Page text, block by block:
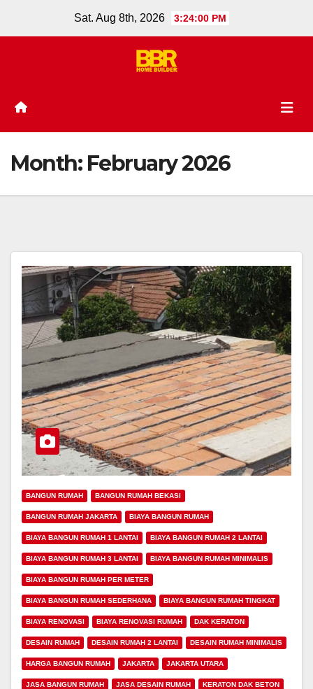
Sat. Aug 8th, 2026 3:24:00 PM
Month: February 2026
BANGUN RUMAH BANGUN RUMAH BEKASI
BANGUN RUMAH JAKARTA BIAYA BANGUN RUMAH
BIAYA BANGUN RUMAH 1 LANTAI BIAYA BANGUN RUMAH 2 LANTAI
BIAYA BANGUN RUMAH 3 LANTAI BIAYA BANGUN RUMAH MINIMALIS
BIAYA BANGUN RUMAH PER METER
BIAYA BANGUN RUMAH SEDERHANA BIAYA BANGUN RUMAH TINGKAT
BIAYA RENOVASI BIAYA RENOVASI RUMAH DAK KERATON
DESAIN RUMAH DESAIN RUMAH 2 LANTAI DESAIN RUMAH MINIMALIS
HARGA BANGUN RUMAH JAKARTA JAKARTA UTARA
JASA BANGUN RUMAH JASA DESAIN RUMAH KERATON DAK BETON